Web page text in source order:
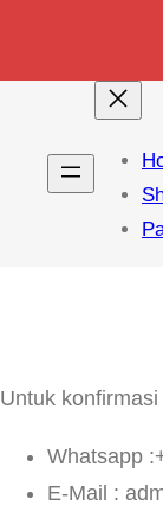
Untuk
Whatsapp
E-Mail :